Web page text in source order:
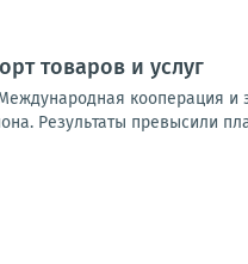
товаров и услуг
кооперация и
Результаты превысили